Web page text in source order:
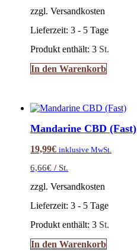
zzgl. Versandkosten
Lieferzeit:3 - 5 Tage
Produkt enthält: 3 St.
In den Warenkorb
Mandarine CBD (Fast)
19,99€ inklusive MwSt.
6,66€ / St.
zzgl. Versandkosten
Lieferzeit:3 - 5 Tage
Produkt enthält: 3 St.
In den Warenkorb